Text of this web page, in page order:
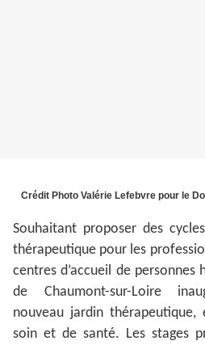
Crédit Photo Valérie Lefebvre pour le
Souhaitant proposer des
thérapeutique pour les
centres d’accueil de personnes
de Chaumont-sur-Loire
nouveau jardin thérapeutique,
soin et de santé. Les stages